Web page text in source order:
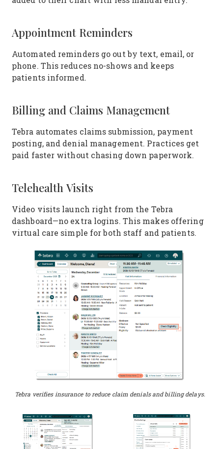
Appointment Reminders
Automated reminders go out by text, email, or
phone. This reduces no-shows and keeps
patients informed.
Billing and Claims Management
Tebra automates claims submission, payment
posting, and denial management. Practices get
paid faster without chasing down paperwork.
Telehealth Visits
Video visits launch right from the Tebra
dashboard—no extra logins. This makes offering
virtual care simple for both staff and patients.
Tebra verifies insurance to reduce claim denials and billing delays.